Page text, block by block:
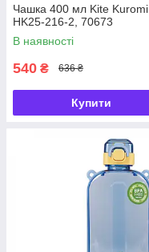
Чашка 400 мл Kite Kuromi
HK25-216-2, 70673
В наявності
540 ₴ 636 ₴
Купити